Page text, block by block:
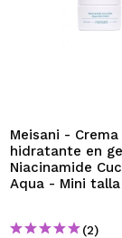
Meisani - Crema
hidratante en
Niacinamide
Aqua - Mini talla
(2)